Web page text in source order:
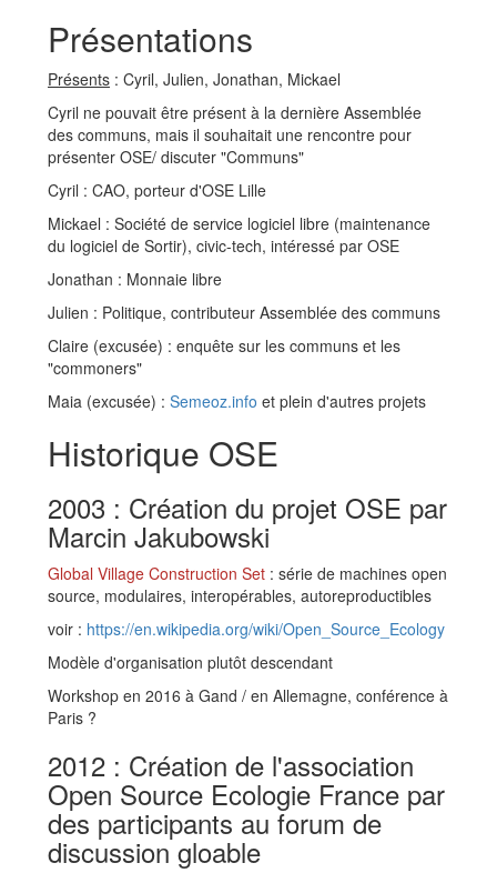
Présentations
Présents : Cyril, Julien, Jonathan, Mickael
Cyril ne pouvait être présent à la dernière Assemblée
des communs, mais il souhaitait une rencontre pour
présenter OSE/ discuter "Communs"
Cyril : CAO, porteur d'OSE Lille
Mickael : Société de service logiciel libre (maintenance
du logiciel de Sortir), civic-tech, intéressé par OSE
Jonathan : Monnaie libre
Julien : Politique, contributeur Assemblée des communs
Claire (excusée) : enquête sur les communs et les
"commoners"
Maia (excusée) : Semeoz.info et plein d'autres projets
Historique OSE
2003 : Création du projet OSE par
Marcin Jakubowski
Global Village Construction Set : série de machines open
source, modulaires, interopérables, autoreproductibles
voir : https://en.wikipedia.org/wiki/Open_Source_Ecology
Modèle d'organisation plutôt descendant
Workshop en 2016 à Gand / en Allemagne, conférence à
Paris ?
2012 : Création de l'association
Open Source Ecologie France par
des participants au forum de
discussion gloable